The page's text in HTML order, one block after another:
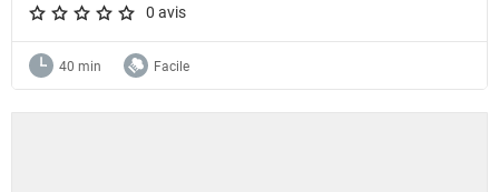
A star rating of 0 out of 5.
0 avis
40 min Facile